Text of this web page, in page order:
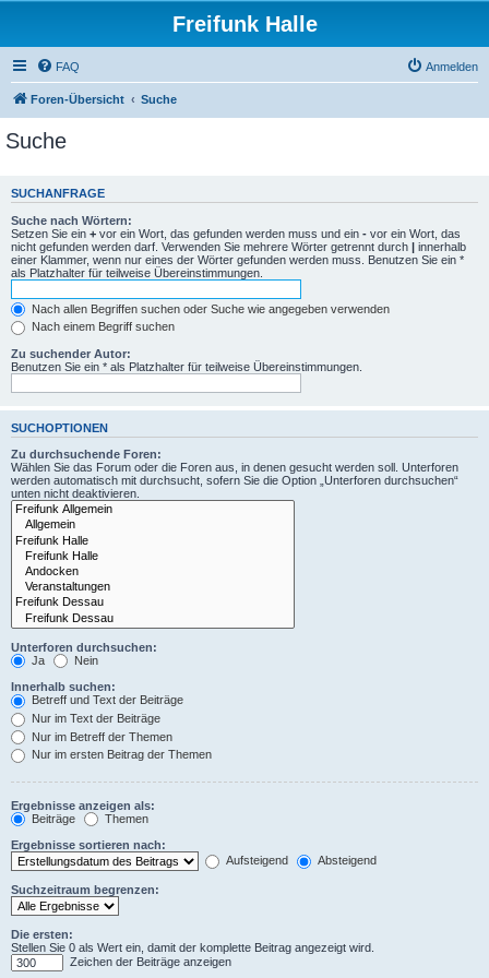
Freifunk Halle
FAQ Anmelden
Foren-Übersicht Suche
Suche
SUCHANFRAGE
Suche nach Wörtern:
Setzen Sie ein + vor ein Wort, das gefunden werden muss und ein - vor ein Wort, das
nicht gefunden werden darf. Verwenden Sie mehrere Wörter getrennt durch | innerhalb
einer Klammer, wenn nur eines der Wörter gefunden werden muss. Benutzen Sie ein *
als Platzhalter für teilweise Übereinstimmungen.
Nach allen Begriffen suchen oder Suche wie angegeben verwenden
Nach einem Begriff suchen
Zu suchender Autor:
Benutzen Sie ein * als Platzhalter für teilweise Übereinstimmungen.
SUCHOPTIONEN
Zu durchsuchende Foren:
Wählen Sie das Forum oder die Foren aus, in denen gesucht werden soll. Unterforen
werden automatisch mit durchsucht, sofern Sie die Option „Unterforen durchsuchen“
unten nicht deaktivieren.
Unterforen durchsuchen:
Ja
Nein
Innerhalb suchen:
Betreff und Text der Beiträge
Nur im Text der Beiträge
Nur im Betreff der Themen
Nur im ersten Beitrag der Themen
Ergebnisse anzeigen als:
Beiträge
Themen
Ergebnisse sortieren nach:
Aufsteigend
Absteigend
Suchzeitraum begrenzen:
Die ersten:
Stellen Sie 0 als Wert ein, damit der komplette Beitrag angezeigt wird.
Zeichen der Beiträge anzeigen